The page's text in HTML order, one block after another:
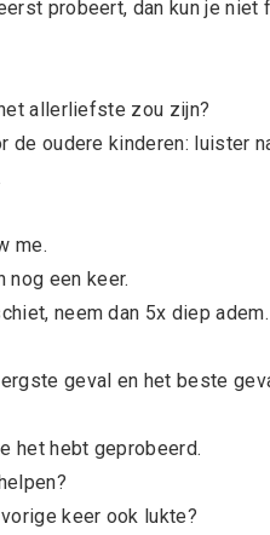
probeert, dan kun je
allerliefste zou zijn?
de oudere kinderen: luister
me.
nog een keer.
neem dan 5x diep adem.
geval en het beste
het hebt geprobeerd.
keer ook lukte?